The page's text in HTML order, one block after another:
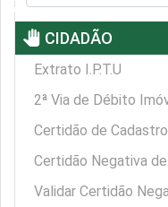
pan_tool CIDADÃO
Extrato I.P.T.U
2ª Via de Débito
Certidão de
Certidão Negativa
Validar Certidão